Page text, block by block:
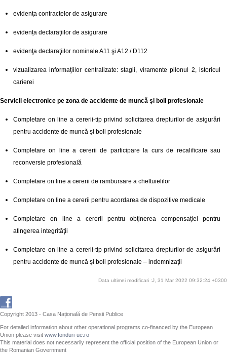
evidenţa contractelor de asigurare
evidența declarațiilor de asigurare
evidenţa declaraţiilor nominale A11 şi A12 / D112
vizualizarea informaţiilor centralizate: stagii, viramente pilonul 2, istoricul
carierei
Servicii electronice pe zona de accidente de muncă și boli profesionale
Completare on line a cererii-tip privind solicitarea drepturilor de asigurări
pentru accidente de muncă și boli profesionale
Completare on line a cererii de participare la curs de recalificare sau
reconversie profesională
Completare on line a cererii de rambursare a cheltuielilor
Completare on line a cererii pentru acordarea de dispozitive medicale
Completare on line a cererii pentru obţinerea compensaţiei pentru
atingerea integrităţii
Completare on line a cererii-tip privind solicitarea drepturilor de asigurări
pentru accidente de muncă și boli profesionale – indemnizaţii
Data ultimei modificari :J, 31 Mar 2022 09:32:24 +0300
Copyright 2013 - Casa Națională de Pensii Publice
For detailed information about other operational programs co-financed by the European
Union please visit www.fonduri-ue.ro
This material does not necessarily represent the official position of the European Union or
the Romanian Government